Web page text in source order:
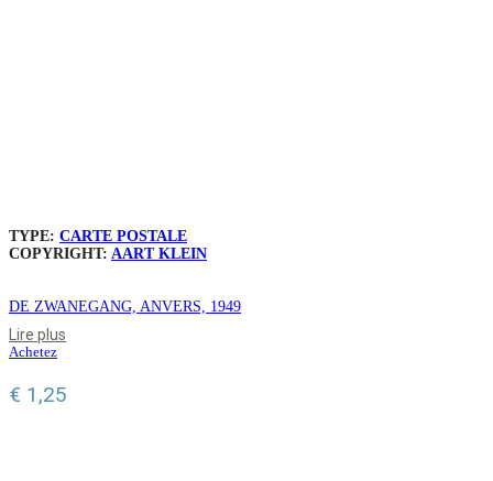
TYPE: CARTE POSTALE
COPYRIGHT: AART KLEIN
DE ZWANEGANG, ANVERS, 1949
Lire plus
Achetez
€ 1,25